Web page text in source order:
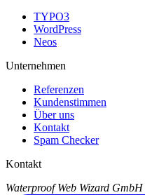
TYPO3
WordPress
Neos
Unternehmen
Referenzen
Kundenstimmen
Über uns
Kontakt
Spam Checker
Kontakt
Waterproof Web Wizard GmbH